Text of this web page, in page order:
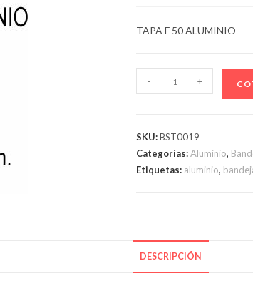
TAPA F 50 ALUMINIO
F
cantidad
- +
SKU:BST0019
Categorías:Aluminio,
Etiquetas: aluminio,
DESCRIPCIÓN